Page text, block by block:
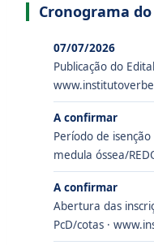
Cronograma
07/07/2026
Publicação do
A confirmar
Período de
medula óssea/
A confirmar
Abertura das
PcD/cotas ·